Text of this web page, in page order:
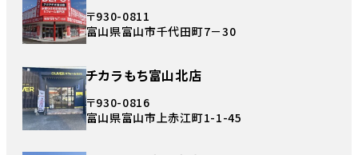
〒930-0811
富山県富山市千代田町7－30
チカラもち富山北店
〒930-0816
富山県富山市上赤江町1-1-45